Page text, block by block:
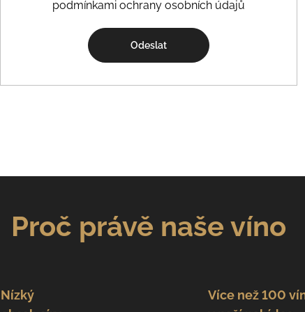
podmínkami ochrany osobních údajů
Odeslat
Proč právě naše víno
Nízký
Více než 100